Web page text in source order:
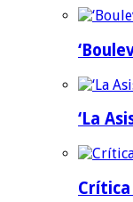
‘La
Crítica